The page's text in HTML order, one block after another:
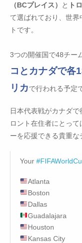
（BCプレイス）
と ト
て選ばれており、世
トです。
3つの開催国で48チー
コとカナダで各
リカで行われる予定
日本代表戦がカナダ
ロント在住者にとっ
ーを応援できる貴重な
Your
Atlanta
Boston
Dallas
Guadalajara
Houston
Kansas City